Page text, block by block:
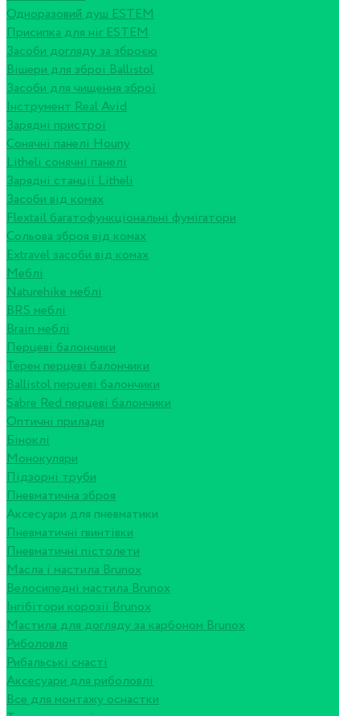
Одноразовий душ ESTEM
Присипка для ніг ESTEM
Засоби догляду за зброєю
Вішери для зброї Ballistol
Засоби для чищення зброї
Інструмент Real Avid
Зарядні пристрої
Сонячні панелі Houny
Litheli сонячні панелі
Зарядні станції Litheli
Засоби від комах
Flextail багатофункціональні фумігатори
Сольова зброя від комах
Extravel засоби від комах
Меблі
Naturehike меблі
BRS меблі
Brain меблі
Перцеві балончики
Терен перцеві балончики
Ballistol перцеві балончики
Sabre Red перцеві балончики
Оптичні прилади
Біноклі
Монокуляри
Підзорні труби
Пневматична зброя
Аксесуари для пневматики
Пневматичні гвинтівки
Пневматичні пістолети
Масла і мастила Brunox
Велосипедні мастила Brunox
Інгібітори корозії Brunox
Мастила для догляду за карбоном Brunox
Риболовля
Рибальські снасті
Аксесуари для риболовлі
Все для монтажу оснастки